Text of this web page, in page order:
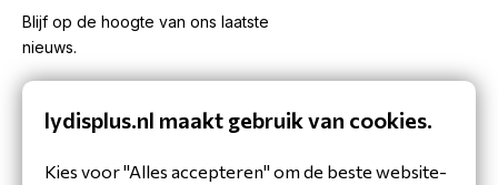
Blijf op de hoogte van ons laatste
nieuws.
lydisplus.nl maakt gebruik van cookies.
Kies voor "Alles accepteren" om de beste website-